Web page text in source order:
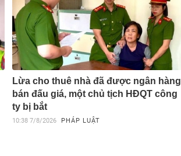
Lừa cho thuê nhà đã được ngân hàng
bán đấu giá, một chủ tịch HĐQT công
ty bị bắt
10:38 7/8/2026 PHÁP LUẬT